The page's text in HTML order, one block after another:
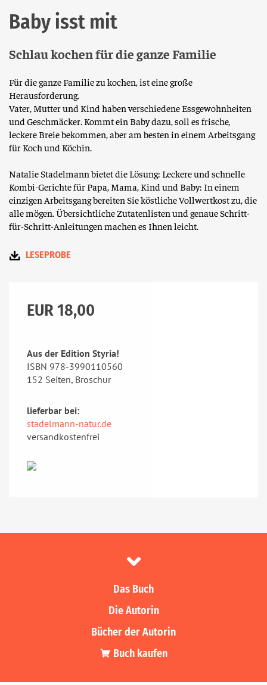
Baby isst mit
Schlau kochen für die ganze Familie
Für die ganze Familie zu kochen, ist eine große
Herausforderung.
Vater, Mutter und Kind haben verschiedene Essgewohnheiten
und Geschmäcker. Kommt ein Baby dazu, soll es frische,
leckere Breie bekommen, aber am besten in einem Arbeitsgang
für Koch und Köchin.
Natalie Stadelmann bietet die Lösung: Leckere und schnelle
Kombi-Gerichte für Papa, Mama, Kind und Baby: In einem
einzigen Arbeitsgang bereiten Sie köstliche Vollwertkost zu, die
alle mögen. Übersichtliche Zutatenlisten und genaue Schritt-
für-Schritt-Anleitungen machen es Ihnen leicht.
LESEPROBE
EUR 18,00
Aus der Edition Styria!
ISBN 978-3990110560
152 Seiten, Broschur
lieferbar bei:
stadelmann-natur.de
versandkostenfrei
Das Buch
Die Autorin
Bücher der Autorin
Buch kaufen